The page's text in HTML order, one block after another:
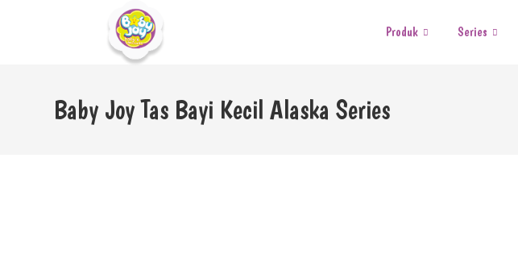
Produk Series
Baby Joy Tas Bayi Kecil Alaska Series